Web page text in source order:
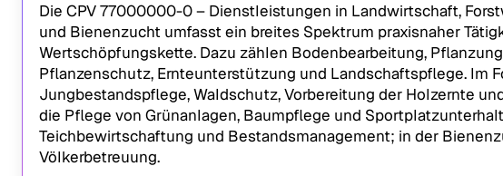
Die CPV 77000000-0 – Dienstleistungen in Landwirtschaft,
und Bienenzucht umfasst ein breites Spektrum praxisnaher
Wertschöpfungskette. Dazu zählen Bodenbearbeitung,
Pflanzenschutz, Ernteunterstützung und Landschaftspflege. Im
Jungbestandspflege, Waldschutz, Vorbereitung der Holzernte
die Pflege von Grünanlagen, Baumpflege und
Teichbewirtschaftung und Bestandsmanagement; in der
Völkerbetreuung.